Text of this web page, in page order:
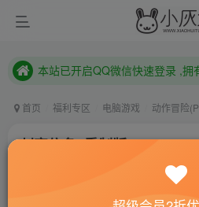
首页 福利专区 电脑游戏 动作冒险
刺客信条3重制版/